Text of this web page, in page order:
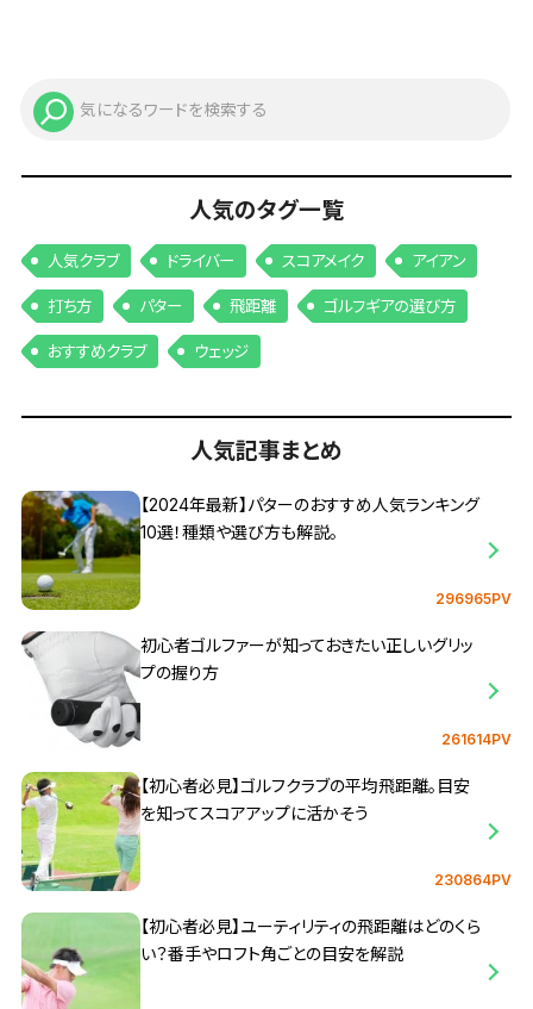
人気のタグ一覧
人気クラブ ドライバー スコアメイク アイアン
打ち方 パター 飛距離 ゴルフギアの選び方
おすすめクラブ ウェッジ
人気記事まとめ
【2024年最新】パターのおすすめ人気ランキング
10選！種類や選び方も解説。
296965PV
初心者ゴルファーが知っておきたい正しいグリッ
プの握り方
261614PV
【初心者必見】ゴルフクラブの平均飛距離。目安
を知ってスコアアップに活かそう
230864PV
【初心者必見】ユーティリティの飛距離はどのくら
い？番手やロフト角ごとの目安を解説